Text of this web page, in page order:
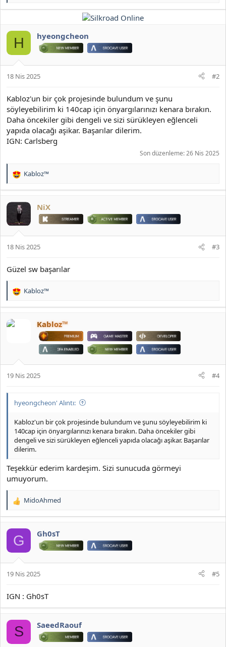
i
H hyeongcheon
18 Nis 2025 #2
Kabloz'un bir çok projesinde bulundum ve şunu
söyleyebilirim ki 140cap için önyargılarınızı kenara bırakın.
Daha öncekiler gibi dengeli ve sizi sürükleyen eğlenceli
yapıda olacağı aşikar. Başarılar dilerim.
IGN: Carlsberg
Son düzenleme:26 Nis 2025
T
k
l
:
Kabloz™
NiX
18 Nis 2025 #3
Güzel sw başarılar
T
k
:
Kabloz™
Kabloz™
19 Nis 2025 #4
hyeongcheon' Alıntı:
Kabloz'un bir çok projesinde bulundum ve şunu söyleyebilirim ki
140cap için önyargılarınızı kenara bırakın. Daha öncekiler gibi
dengeli ve sizi sürükleyen eğlenceli yapıda olacağı aşikar. Başarılar
dilerim.
Teşekkür ederim kardeşim. Sizi sunucuda görmeyi
umuyorum.
T
k
:
MidoAhmed
G Gh0sT
19 Nis 2025 #5
IGN : Gh0sT
S SaeedRaouf